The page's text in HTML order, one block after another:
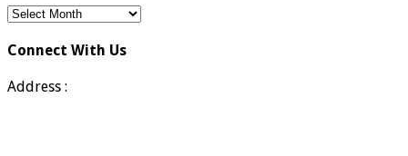
Archives
Connect With Us
Address :